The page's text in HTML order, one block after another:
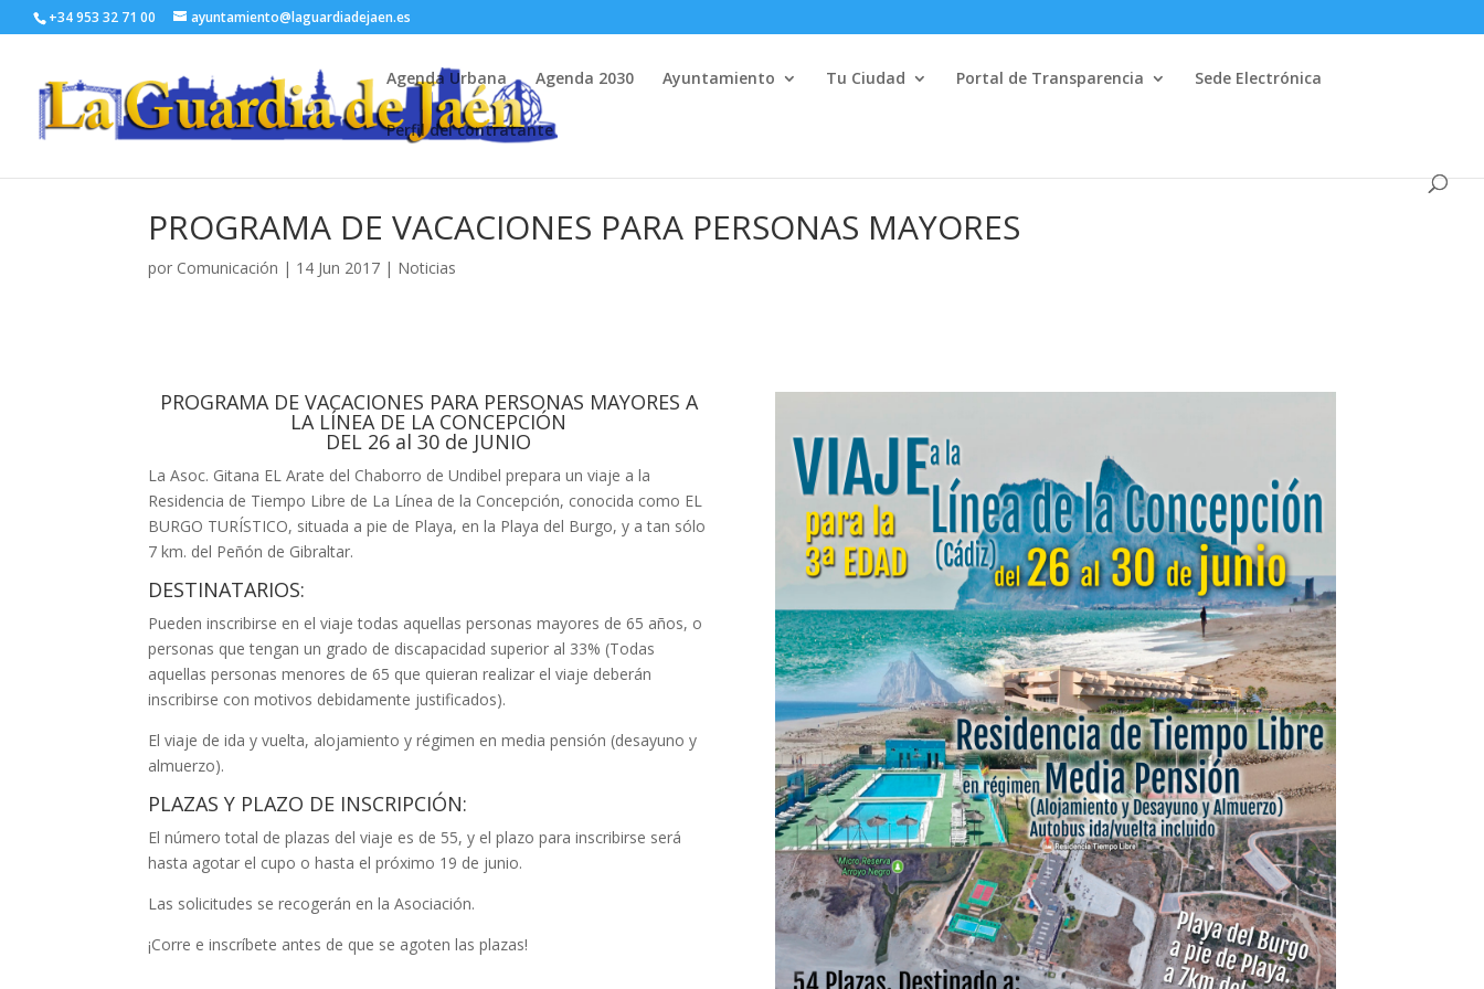
+34 953 32 71 00 ayuntamiento@laguardiadejaen.es
Agenda Urbana Agenda 2030 Ayuntamiento Tu Ciudad Portal de Transparencia Sede Electrónica
Perfil del contratante
PROGRAMA DE VACACIONES PARA PERSONAS MAYORES
por Comunicación | 14 Jun 2017 | Noticias
PROGRAMA DE VACACIONES PARA PERSONAS MAYORES A
LA LÍNEA DE LA CONCEPCIÓN
DEL 26 al 30 de JUNIO
La Asoc. Gitana EL Arate del Chaborro de Undibel prepara un viaje a la
Residencia de Tiempo Libre de La Línea de la Concepción, conocida como EL
BURGO TURÍSTICO, situada a pie de Playa, en la Playa del Burgo, y a tan sólo
7 km. del Peñón de Gibraltar.
DESTINATARIOS:
Pueden inscribirse en el viaje todas aquellas personas mayores de 65 años, o
personas que tengan un grado de discapacidad superior al 33% (Todas
aquellas personas menores de 65 que quieran realizar el viaje deberán
inscribirse con motivos debidamente justificados).
El viaje de ida y vuelta, alojamiento y régimen en media pensión (desayuno y
almuerzo).
PLAZAS Y PLAZO DE INSCRIPCIÓN:
El número total de plazas del viaje es de 55, y el plazo para inscribirse será
hasta agotar el cupo o hasta el próximo 19 de junio.
Las solicitudes se recogerán en la Asociación.
¡Corre e inscríbete antes de que se agoten las plazas!